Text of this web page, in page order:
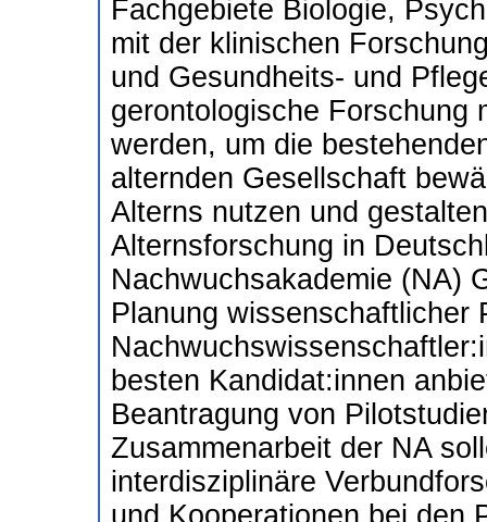
Fachgebiete Biologie,
mit der klinischen
und Gesundheits- und
gerontologische Forschung
werden, um die
alternden Gesellschaft
Alterns nutzen und
Alternsforschung in
Nachwuchsakademie (NA)
Planung wissenschaftlicher
besten Kandidat:innen
Beantragung von
Zusammenarbeit der NA
interdisziplinäre